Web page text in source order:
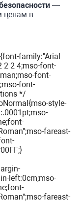
—
ценам в
family:"Arial
2 2 4;mso-font-
font-
font-
*/
style-
fareast-
left:0cm;mso-
fareast-